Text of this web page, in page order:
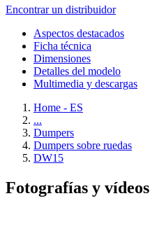
Encontrar un distribuidor
Aspectos destacados
Ficha técnica
Dimensiones
Detalles del modelo
Multimedia y descargas
Home - ES
...
Dumpers
Dumpers sobre ruedas
DW15
Fotografías y vídeos